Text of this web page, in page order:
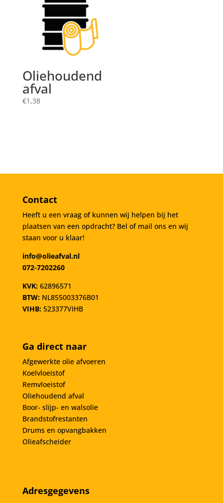
Oliehoudend
afval
€1,38
Contact
Heeft u een vraag of kunnen wij helpen bij het
plaatsen van een opdracht? Bel of mail ons en wij
staan voor u klaar!
info@olieafval.nl
072-7202260
KVK: 62896571
BTW: NL855003376B01
VIHB:523377VIHB
Ga direct naar
Afgewerkte olie afvoeren
Koelvloeistof
Remvloeistof
Oliehoudend afval
Boor- slijp- en walsolie
Brandstofrestanten
Drums en opvangbakken
Olieafscheider
Adresgegevens